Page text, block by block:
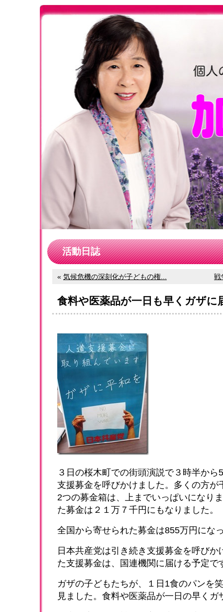
活動日誌
« 気候危機の深刻化が子どもの権... 戦
食料や医薬品が一日も早くガザに
３日の桜木町での街頭演説で３時半か
支援募金を呼びかけました。多くの方が
2つの募金箱は、上までいっぱいになり
た募金は２１万７千円にもなりました。
全国から寄せられた募金は855万円にな
日本共産党は引き続き支援募金を呼び
た支援募金は、国連機関に届ける予定で
ガザの子どもたちが、１日1食のパンを
見ました。食料や医薬品が一日の早くガ